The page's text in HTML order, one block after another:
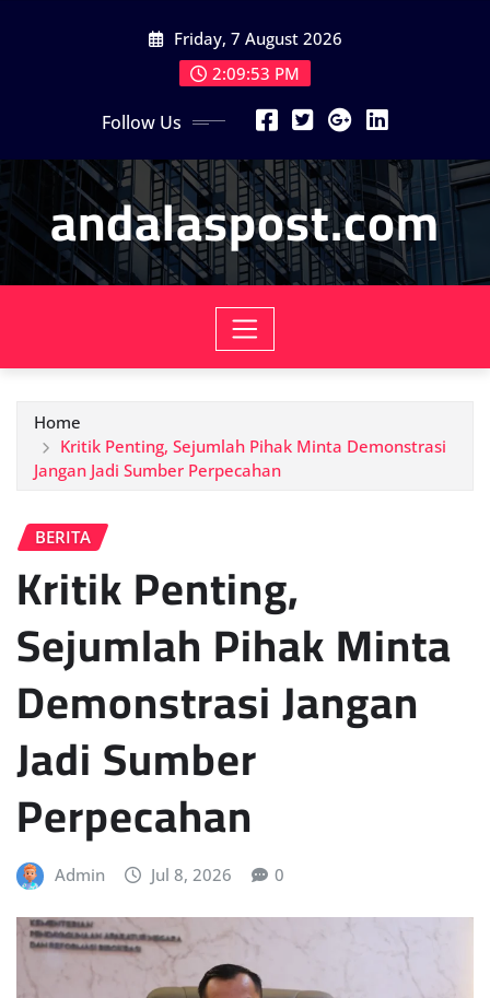
Friday, 7 August 2026
2:09:54 PM
Follow Us
andalaspost.com
Home
Kritik Penting, Sejumlah Pihak Minta Demonstrasi
Jangan Jadi Sumber Perpecahan
BERITA
Kritik Penting,
Sejumlah Pihak Minta
Demonstrasi Jangan
Jadi Sumber
Perpecahan
Admin Jul 8, 2026 0